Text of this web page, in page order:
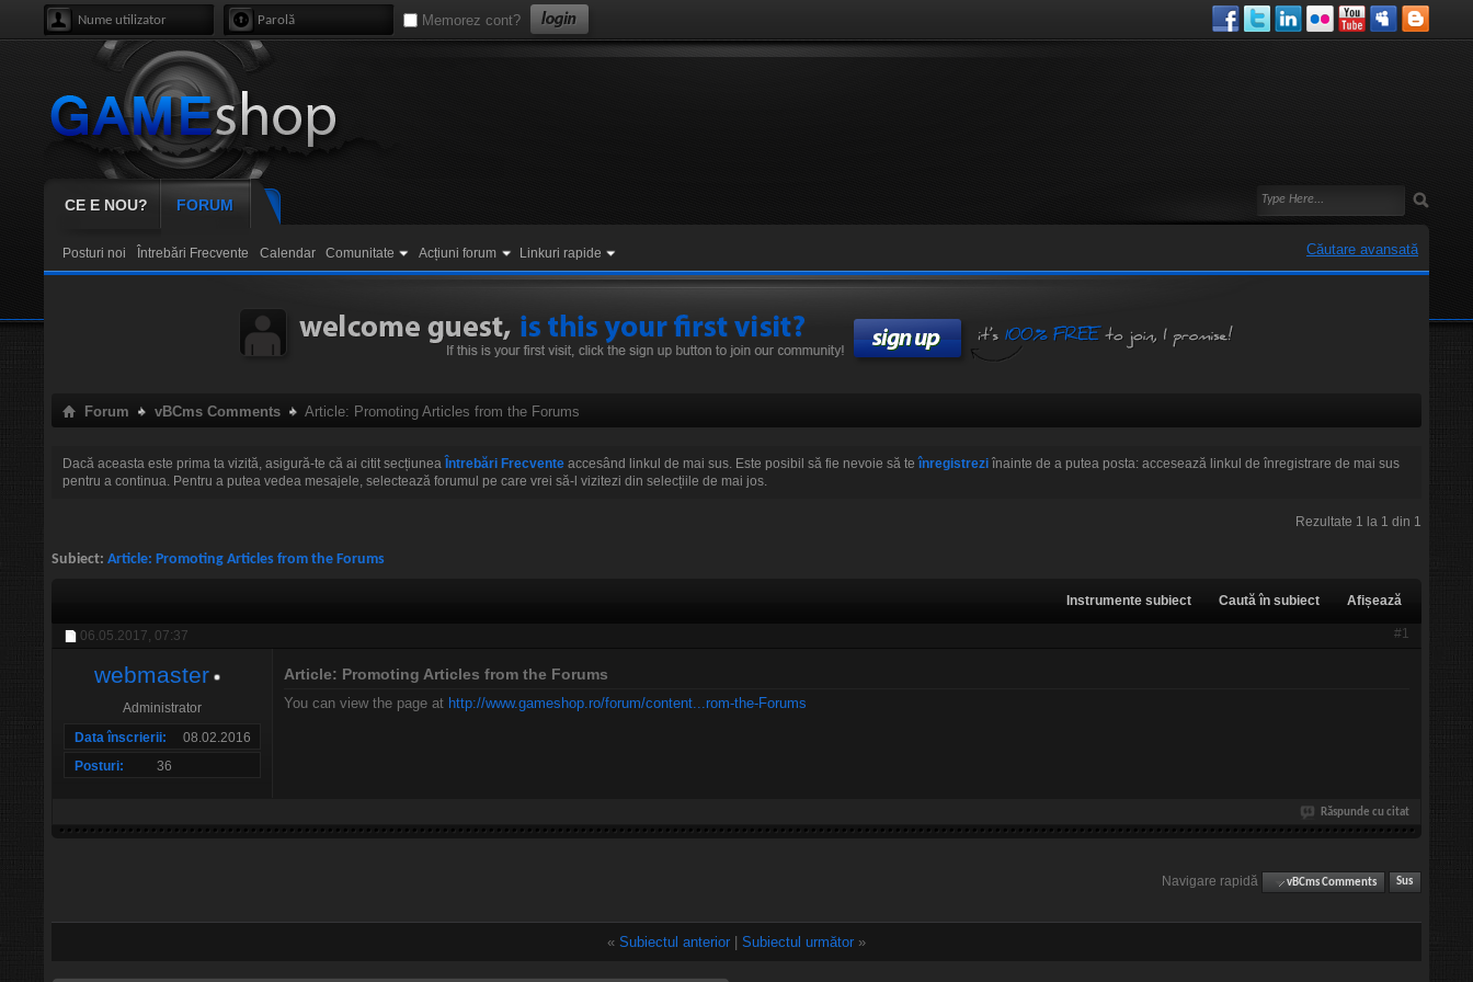
Memorez cont?
CE E NOU? FORUM
Posturi noi Întrebări Frecvente Calendar Comunitate Acțiuni forum Linkuri rapide Căutare avansată
Forum vBCms Comments Article: Promoting Articles from the Forums
Dacă aceasta este prima ta vizită, asigură-te că ai citit secțiunea Întrebări Frecvente accesând linkul de mai sus. Este posibil să fie nevoie să teînregistrezi înainte de a putea posta: accesează linkul de înregistrare de mai sus
pentru a continua. Pentru a putea vedea mesajele, selectează forumul pe care vrei să-l vizitezi din selecțiile de mai jos.
Rezultate 1 la 1 din 1
Subiect: Article: Promoting Articles from the Forums
Instrumente subiect Caută în subiect Afișează
06.05.2017, 07:37 #1
webmaster
Administrator
Data înscrierii
08.02.2016
Posturi
36
Article: Promoting Articles from the Forums
You can view the page at http://www.gameshop.ro/forum/content...rom-the-Forums
Răspunde cu citat
Navigare rapidă vBCms Comments Sus
« Subiectul anterior Subiectul următor »